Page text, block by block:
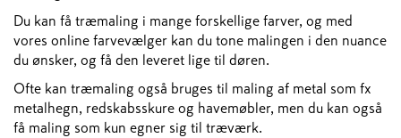
Du kan få træmaling i mange forskellige farver, og med
vores online farvevælger kan du tone malingen i den nuance
du ønsker, og få den leveret lige til døren.
Ofte kan træmaling også bruges til maling af metal som fx
metalhegn, redskabsskure og havemøbler, men du kan også
få maling som kun egner sig til træværk.